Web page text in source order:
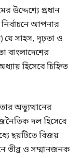
উদ্দেশ্যে প্রধান
আপনার
যে সাহস, দৃঢ়তা ও
বাংলাদেশের
হিসেবে চিহ্নিত
অভ্যুত্থানের
দল হিসেবে
ছয়টিতে বিজয়
ও সম্মানজনক